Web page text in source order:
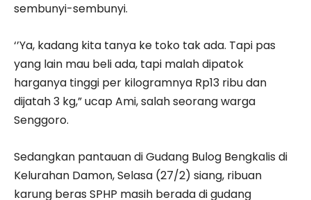
sembunyi-sembunyi.
‘’Ya, kadang kita tanya ke toko tak ada. Tapi pas
yang lain mau beli ada, tapi malah dipatok
harganya tinggi per kilogramnya Rp13 ribu dan
dijatah 3 kg,” ucap Ami, salah seorang warga
Senggoro.
Sedangkan pantauan di Gudang Bulog Bengkalis di
Kelurahan Damon, Selasa (27/2) siang, ribuan
karung beras SPHP masih berada di gudang